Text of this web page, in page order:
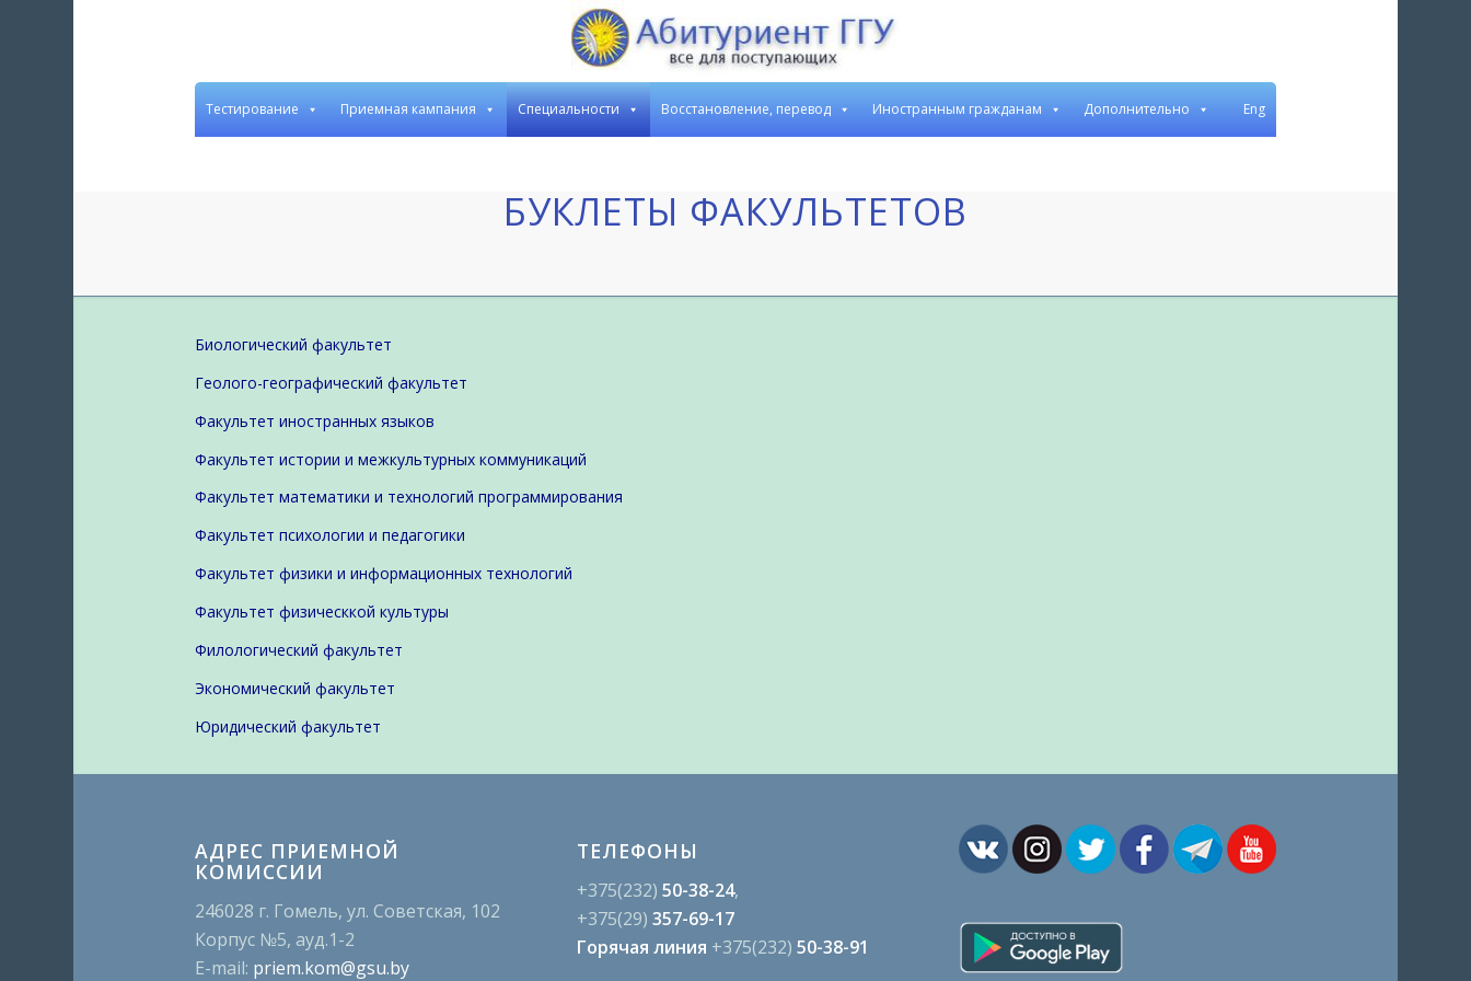
Тестирование Приемная кампания Cпециальности Восстановление, перевод Иностранным гражданам Дополнительно Eng
БУКЛЕТЫ ФАКУЛЬТЕТОВ
Биологический факультет
Геолого-географический факультет
Факультет иностранных языков
Факультет истории и межкультурных коммуникаций
Факультет математики и технологий программирования
Факультет психологии и педагогики
Факультет физики и информационных технологий
Факультет физическкой культуры
Филологический факультет
Экономический факультет
Юридический факультет
АДРЕС ПРИЕМНОЙ
КОМИССИИ
246028 г. Гомель, ул. Советская, 102
Корпус №5, ауд.1-2
E-mail: priem.kom@gsu.by
ТЕЛЕФОНЫ
+375(232) 50-38-24,
+375(29) 357-69-17
Горячая линия +375(232) 50-38-91